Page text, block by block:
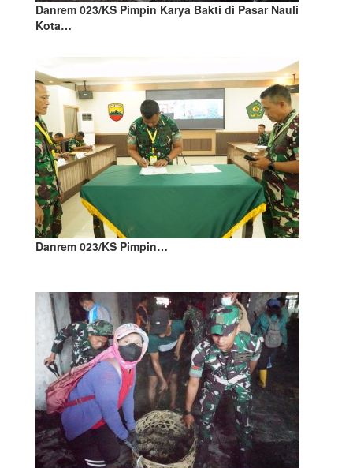
Danrem 023/KS Pimpin Karya Bakti di Pasar Nauli
Kota…
Danrem 023/KS Pimpin…